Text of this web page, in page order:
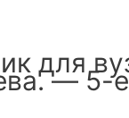
для
— 5-